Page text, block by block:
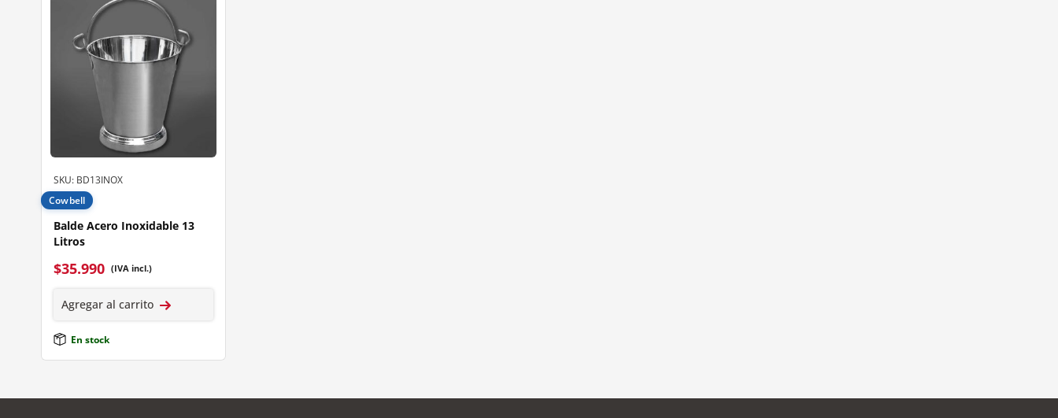
SKU: BD13INOX
Cowbell
Balde Acero Inoxidable 13
Litros
$35.990 (IVA incl.)
Agregar al carrito
En stock